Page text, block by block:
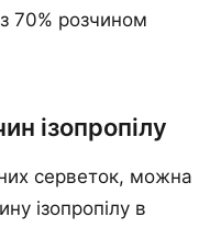
70% розчином
ізопропілу
серветок, можна
ізопропілу в